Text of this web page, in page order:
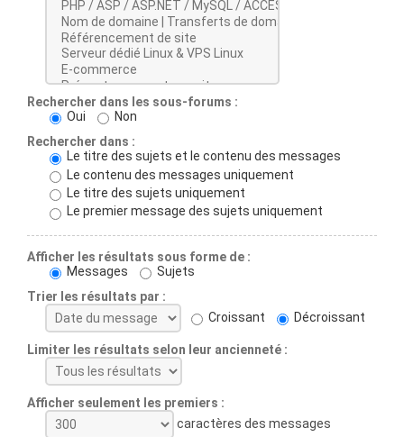
Rechercher dans les sous-forums :
Oui
Non
Rechercher dans :
Le titre des sujets et le contenu des messages
Le contenu des messages uniquement
Le titre des sujets uniquement
Le premier message des sujets uniquement
Afficher les résultats sous forme de :
Messages
Sujets
Trier les résultats par :
Croissant
Décroissant
Limiter les résultats selon leur ancienneté :
Afficher seulement les premiers :
caractères des messages